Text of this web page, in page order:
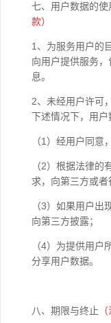
七、用户数据的使
款）
1、为服务用户的
向用户提供服务
息。
2、未经用户许可
下述情况下，用户
（1）经用户同意
（2）根据法律
求，向第三方或者
（3）如果用户
向第三方披露；
（4）为提供用户
分享用户数据。
八、期限与终止